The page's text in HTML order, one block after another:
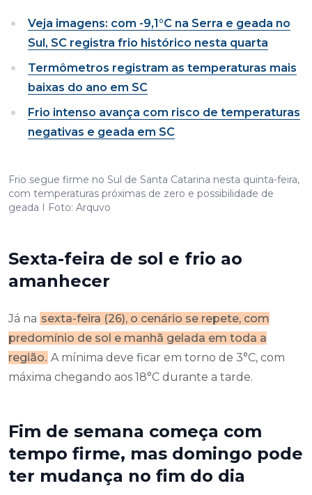
Veja imagens: com -9,1°C na Serra e geada no
Sul, SC registra frio histórico nesta quarta
Termômetros registram as temperaturas mais
baixas do ano em SC
Frio intenso avança com risco de temperaturas
negativas e geada em SC
Frio segue firme no Sul de Santa Catarina nesta quinta-feira,
com temperaturas próximas de zero e possibilidade de
geada I Foto: Arquvo
Sexta-feira de sol e frio ao
amanhecer
Já na sexta-feira (26), o cenário se repete, com
predomínio de sol e manhã gelada em toda a
região. A mínima deve ficar em torno de 3°C, com
máxima chegando aos 18°C durante a tarde.
Fim de semana começa com
tempo firme, mas domingo pode
ter mudança no fim do dia